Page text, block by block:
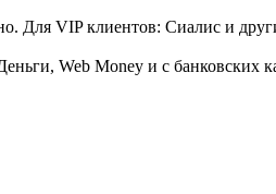
Для VIP клиентов: Сиалис и
Web Money и с банковских